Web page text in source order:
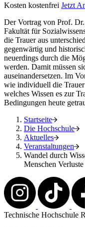
Kosten kostenfrei Jetzt
Der Vortrag von Prof.
Fakultät für
die Trauer aus
gegenwärtig und
neuerdings durch die
werden. Damit müssen
auseinandersetzen. Im
wie individuell die
welches Wissen es zur
Bedingungen heute
Startseite
Die Hochschule
Aktuelles
Veranstaltungen
Wandel durch
Menschen
Technische Hochschule